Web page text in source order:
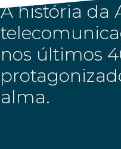
A história da
nos últimos
alma.